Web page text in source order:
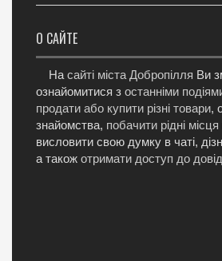
О САЙТЕ
На сайті міста Добропілля Ви
ознайомитися з останніми
продати або купити різні товари,
знайомства, побачити рідні
висловити свою думку в чаті,
а також отримати доступ до